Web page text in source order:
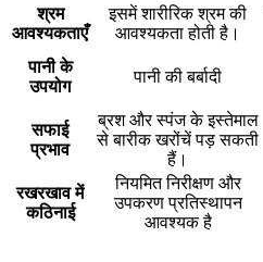
श्रम
आवश्यकताएँ
इसमें शारीरिक श्रम की
आवश्यकता होती है।
पानी के
उपयोग
पानी की बर्बादी
सफाई
प्रभाव
ब्रश और स्पंज के इस्तेमाल
से बारीक खरोंचें पड़ सकती
हैं।
रखरखाव में
कठिनाई
नियमित निरीक्षण और
उपकरण प्रतिस्थापन
आवश्यक है